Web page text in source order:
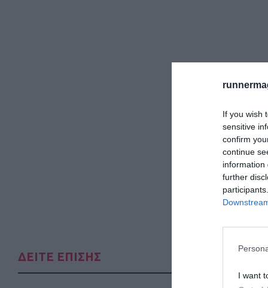
If you wish
sensitive
confirm
continue
information
further
I want
ΔΕΙΤΕ ΕΠΙΣΗΣ